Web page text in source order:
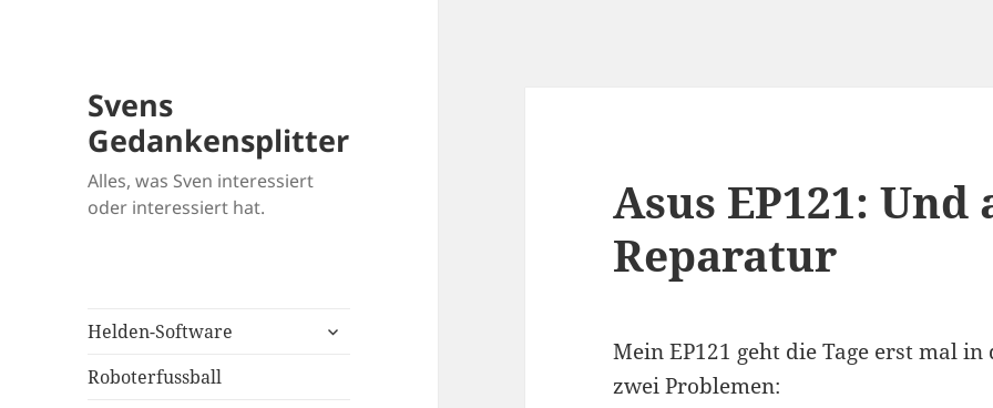
Svens
Gedankensplitter
Alles, was Sven interessiert
oder interessiert hat.
Helden-Software
untermenü
Roboterfussball
Asus EP121:
Reparatur
Mein EP121 geht die Tage erst mal
zwei Problemen: